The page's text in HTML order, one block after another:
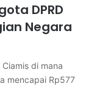
DPRD
Negara
di mana
mencapai Rp577